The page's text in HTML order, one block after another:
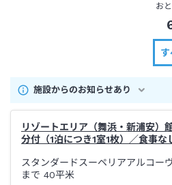
お
施設からのお知らせあり
リゾートエリア（舞浜・新浦安）
分付（1泊につき1室1枚）／食事な
スタンダードスーペリアアルコー
まで 40平米